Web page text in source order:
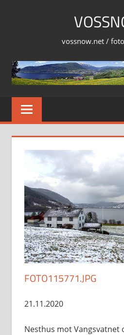
vossnow.net /
FOTO115771.JPG
21.11.2020
Nesthus mot Vangsvatnet